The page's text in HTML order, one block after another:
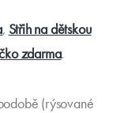
, Střih na dětskou
zdarma.
(rýsované